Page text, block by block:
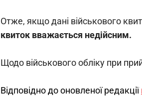
Отже, якщо дані військового
квиток вважається недійсним.
Щодо військового обліку при
Відповідно до оновленої редакції